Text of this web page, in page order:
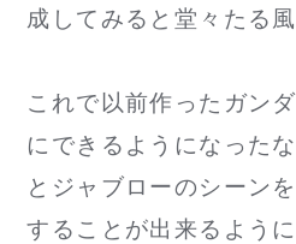
成してみると堂々たる
これで以前作ったガン
にできるようになった
とジャブローのシーン
することが出来るよう